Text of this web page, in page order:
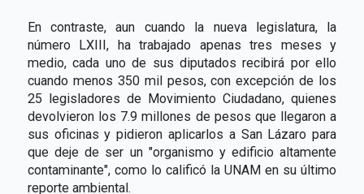
En contraste, aun cuando la nueva legislatura, la
número LXIII, ha trabajado apenas tres meses y
medio, cada uno de sus diputados recibirá por ello
cuando menos 350 mil pesos, con excepción de los
25 legisladores de Movimiento Ciudadano, quienes
devolvieron los 7.9 millones de pesos que llegaron a
sus oficinas y pidieron aplicarlos a San Lázaro para
que deje de ser un "organismo y edificio altamente
contaminante", como lo calificó la UNAM en su último
reporte ambiental.